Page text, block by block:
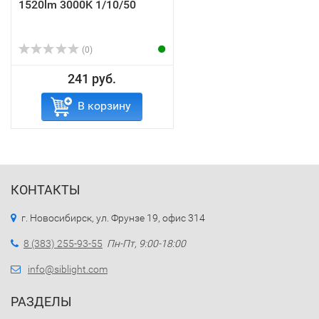
1520lm 3000K 1/10/50
(0)
241 руб.
В корзину
КОНТАКТЫ
г. Новосибирск, ул. Фрунзе 19, офис 314
8 (383) 255-93-55 Пн-Пт, 9:00-18:00
info@siblight.com
РАЗДЕЛЫ